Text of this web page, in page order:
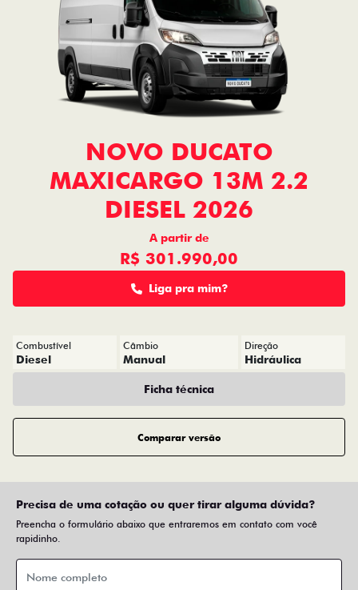
NOVO DUCATO
MAXICARGO 13M 2.2
DIESEL 2026
A partir de
R$ 301.990,00
Liga pra mim?
Combustível
Diesel
Câmbio
Manual
Direção
Hidráulica
Ficha técnica
Comparar versão
Precisa de uma cotação ou quer tirar alguma dúvida?
Preencha o formulário abaixo que entraremos em contato com você
rapidinho.